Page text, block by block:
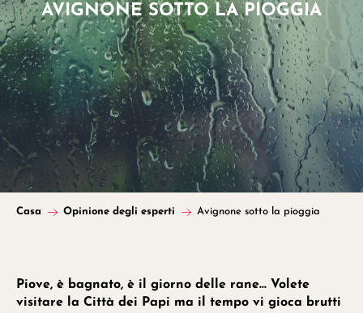
AVIGNONE SOTTO LA PIOGGIA
Casa Opinione degli esperti Avignone sotto la pioggia
Piove, è bagnato, è il giorno delle rane… Volete
visitare la Città dei Papi ma il tempo vi gioca brutti